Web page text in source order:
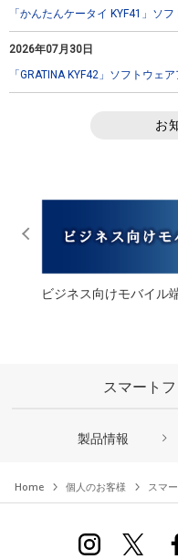
「かんたんケータイ KYF41」ソ
2026年07月30日
「GRATINA KYF42」ソフトウェ
お
ビジネス向けモバイル
スマート
製品情報
Home 個人のお客様 スマ